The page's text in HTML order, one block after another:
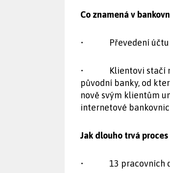
Co znamená v
• Převedení účtu z
• Klientovi stačí
původní banky, od
nově svým klientům
internetové
Jak dlouho trvá
• 13 pracovních